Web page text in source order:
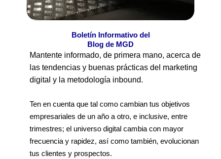
Boletín Informativo del
Blog de MGD
Mantente informado, de primera mano, acerca de
las tendencias y buenas prácticas del marketing
digital y la metodología inbound.
Ten en cuenta que tal como cambian tus objetivos
empresariales de un año a otro, e inclusive, entre
trimestres; el universo digital cambia con mayor
frecuencia y rapidez, así como también, evolucionan
tus clientes y prospectos.